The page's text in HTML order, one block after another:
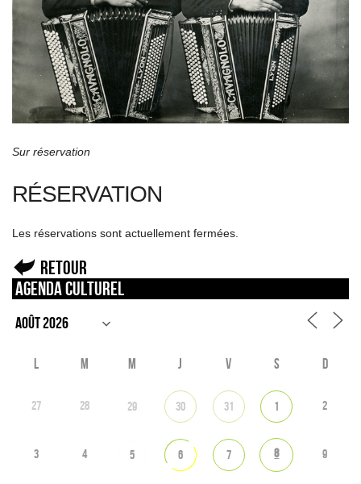
Sur réservation
RÉSERVATION
Les réservations sont actuellement fermées.
Retour
Agenda culturel
L M M J V S D
27 28 29 30 31 1 2
3 4 5 6 7 8 9